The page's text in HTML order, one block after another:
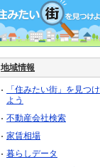
地域情報
「住みたい街」を見つけ
よう
不動産会社検索
家賃相場
暮らしデータ